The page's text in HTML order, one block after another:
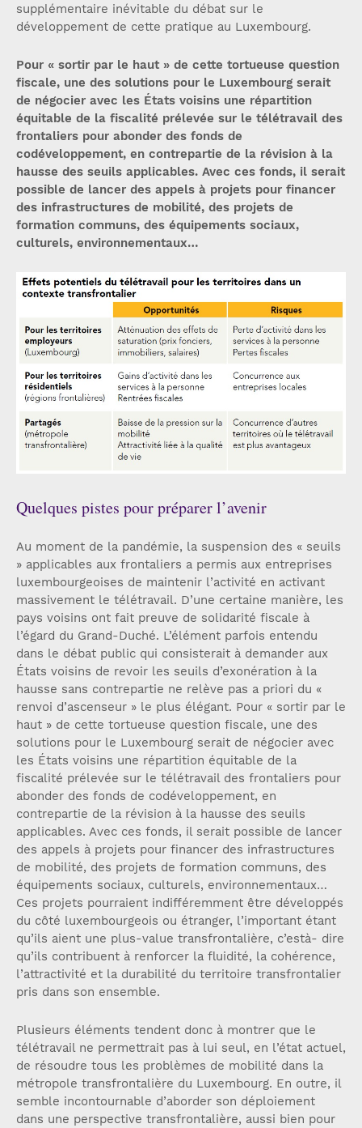
supplémentaire inévitable du débat sur le
développement de cette pratique au Luxembourg.
Pour « sortir par le haut » de cette tortueuse question
fiscale, une des solutions pour le Luxembourg serait
de négocier avec les États voisins une répartition
équitable de la fiscalité prélevée sur le télétravail des
frontaliers pour abonder des fonds de
codéveloppement, en contrepartie de la révision à la
hausse des seuils applicables. Avec ces fonds, il serait
possible de lancer des appels à projets pour financer
des infrastructures de mobilité, des projets de
formation communs, des équipements sociaux,
culturels, environnementaux…
Quelques pistes pour préparer l’avenir
Au moment de la pandémie, la suspension des « seuils
» applicables aux frontaliers a permis aux entreprises
luxembourgeoises de maintenir l’activité en activant
massivement le télétravail. D’une certaine manière, les
pays voisins ont fait preuve de solidarité fiscale à
l’égard du Grand-Duché. L’élément parfois entendu
dans le débat public qui consisterait à demander aux
États voisins de revoir les seuils d’exonération à la
hausse sans contrepartie ne relève pas a priori du «
renvoi d’ascenseur » le plus élégant. Pour « sortir par le
haut » de cette tortueuse question fiscale, une des
solutions pour le Luxembourg serait de négocier avec
les États voisins une répartition équitable de la
fiscalité prélevée sur le télétravail des frontaliers pour
abonder des fonds de codéveloppement, en
contrepartie de la révision à la hausse des seuils
applicables. Avec ces fonds, il serait possible de lancer
des appels à projets pour financer des infrastructures
de mobilité, des projets de formation communs, des
équipements sociaux, culturels, environnementaux…
Ces projets pourraient indifféremment être développés
du côté luxembourgeois ou étranger, l’important étant
qu’ils aient une plus-value transfrontalière, c’està- dire
qu’ils contribuent à renforcer la fluidité, la cohérence,
l’attractivité et la durabilité du territoire transfrontalier
pris dans son ensemble.
Plusieurs éléments tendent donc à montrer que le
télétravail ne permettrait pas à lui seul, en l’état actuel,
de résoudre tous les problèmes de mobilité dans la
métropole transfrontalière du Luxembourg. En outre, il
semble incontournable d’aborder son déploiement
dans une perspective transfrontalière, aussi bien pour